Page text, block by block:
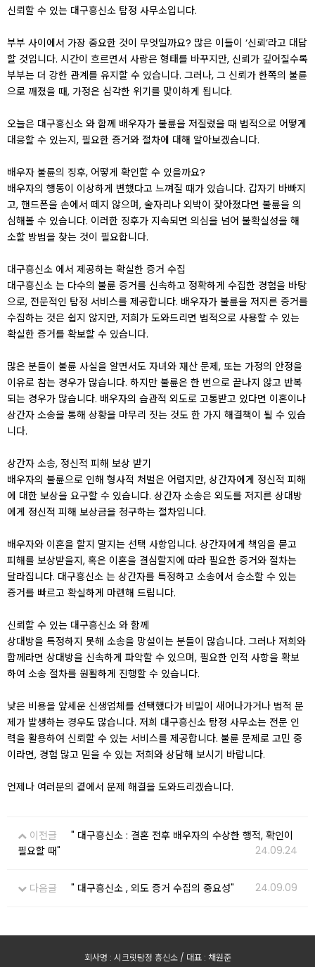
신뢰할 수 있는 대구흥신소 탐정 사무소입니다.
부부 사이에서 가장 중요한 것이 무엇일까요? 많은 이들이 ‘신뢰’라고 대답
할 것입니다. 시간이 흐르면서 사랑은 형태를 바꾸지만, 신뢰가 깊어질수록
부부는 더 강한 관계를 유지할 수 있습니다. 그러나, 그 신뢰가 한쪽의 불륜
으로 깨졌을 때, 가정은 심각한 위기를 맞이하게 됩니다.
오늘은 대구흥신소 와 함께 배우자가 불륜을 저질렀을 때 법적으로 어떻게
대응할 수 있는지, 필요한 증거와 절차에 대해 알아보겠습니다.
배우자 불륜의 징후, 어떻게 확인할 수 있을까요?
배우자의 행동이 이상하게 변했다고 느껴질 때가 있습니다. 갑자기 바빠지
고, 핸드폰을 손에서 떼지 않으며, 술자리나 외박이 잦아졌다면 불륜을 의
심해볼 수 있습니다. 이러한 징후가 지속되면 의심을 넘어 불확실성을 해
소할 방법을 찾는 것이 필요합니다.
대구흥신소 에서 제공하는 확실한 증거 수집
대구흥신소 는 다수의 불륜 증거를 신속하고 정확하게 수집한 경험을 바탕
으로, 전문적인 탐정 서비스를 제공합니다. 배우자가 불륜을 저지른 증거를
수집하는 것은 쉽지 않지만, 저희가 도와드리면 법적으로 사용할 수 있는
확실한 증거를 확보할 수 있습니다.
많은 분들이 불륜 사실을 알면서도 자녀와 재산 문제, 또는 가정의 안정을
이유로 참는 경우가 많습니다. 하지만 불륜은 한 번으로 끝나지 않고 반복
되는 경우가 많습니다. 배우자의 습관적 외도로 고통받고 있다면 이혼이나
상간자 소송을 통해 상황을 마무리 짓는 것도 한 가지 해결책이 될 수 있습
니다.
상간자 소송, 정신적 피해 보상 받기
배우자의 불륜으로 인해 형사적 처벌은 어렵지만, 상간자에게 정신적 피해
에 대한 보상을 요구할 수 있습니다. 상간자 소송은 외도를 저지른 상대방
에게 정신적 피해 보상금을 청구하는 절차입니다.
배우자와 이혼을 할지 말지는 선택 사항입니다. 상간자에게 책임을 묻고
피해를 보상받을지, 혹은 이혼을 결심할지에 따라 필요한 증거와 절차는
달라집니다. 대구흥신소 는 상간자를 특정하고 소송에서 승소할 수 있는
증거를 빠르고 확실하게 마련해 드립니다.
신뢰할 수 있는 대구흥신소 와 함께
상대방을 특정하지 못해 소송을 망설이는 분들이 많습니다. 그러나 저희와
함께라면 상대방을 신속하게 파악할 수 있으며, 필요한 인적 사항을 확보
하여 소송 절차를 원활하게 진행할 수 있습니다.
낮은 비용을 앞세운 신생업체를 선택했다가 비밀이 새어나가거나 법적 문
제가 발생하는 경우도 많습니다. 저희 대구흥신소 탐정 사무소는 전문 인
력을 활용하여 신뢰할 수 있는 서비스를 제공합니다. 불륜 문제로 고민 중
이라면, 경험 많고 믿을 수 있는 저희와 상담해 보시기 바랍니다.
언제나 여러분의 곁에서 문제 해결을 도와드리겠습니다.
이전글
" 대구흥신소 : 결혼 전후 배우자의 수상한 행적, 확인이
필요할 때"
24.09.24
다음글 " 대구흥신소 , 외도 증거 수집의 중요성" 24.09.09
회사명 : 시크릿탐정 흥신소 / 대표 : 채원준